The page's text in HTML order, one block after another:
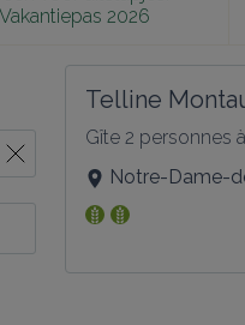
Vakantiepas 2026
Telline
Gîte 2 personnes
Notre-Dame-